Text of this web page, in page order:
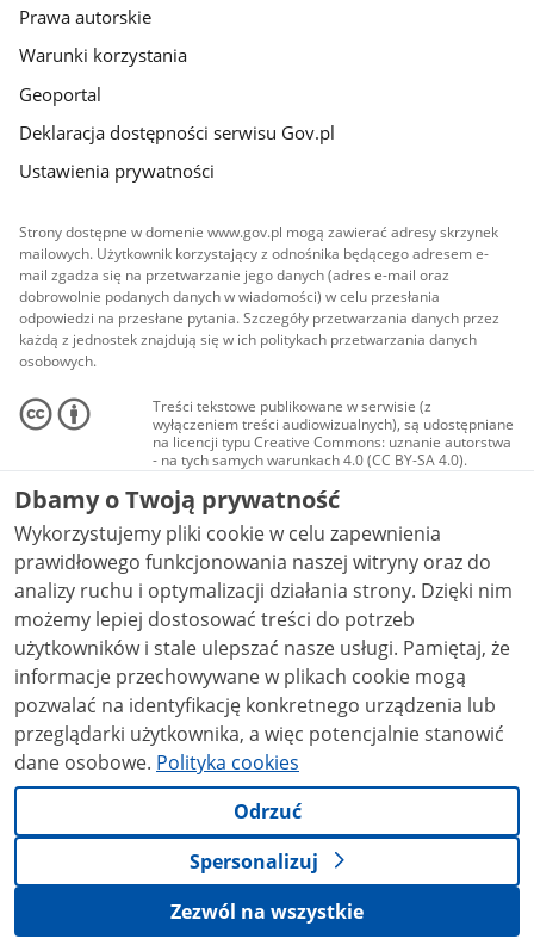
Prawa autorskie
Warunki korzystania
Geoportal
Deklaracja dostępności serwisu Gov.pl
Ustawienia prywatności
Strony dostępne w domenie www.gov.pl mogą zawierać adresy skrzynek
mailowych. Użytkownik korzystający z odnośnika będącego adresem e-
mail zgadza się na przetwarzanie jego danych (adres e-mail oraz
dobrowolnie podanych danych w wiadomości) w celu przesłania
odpowiedzi na przesłane pytania. Szczegóły przetwarzania danych przez
każdą z jednostek znajdują się w ich politykach przetwarzania danych
osobowych.
Treści tekstowe publikowane w serwisie (z
wyłączeniem treści audiowizualnych), są udostępniane
na licencji typu Creative Commons: uznanie autorstwa
- na tych samych warunkach 4.0 (CC BY-SA 4.0).
Materiały audiowizualne, w tym zdjęcia, materiały
audio i wideo, są udostępniane na licencji typu
Creative Commons: uznanie autorstwa użycie
niekomercyjne - bez utworów zależnych 4.0 (CC BY-
NC-ND 4.0), o ile nie jest to stwierdzone inaczej.
Dbamy o Twoją prywatność
Wykorzystujemy pliki cookie w celu zapewnienia
prawidłowego funkcjonowania naszej witryny oraz do
analizy ruchu i optymalizacji działania strony. Dzięki nim
możemy lepiej dostosować treści do potrzeb
użytkowników i stale ulepszać nasze usługi. Pamiętaj, że
informacje przechowywane w plikach cookie mogą
pozwalać na identyfikację konkretnego urządzenia lub
przeglądarki użytkownika, a więc potencjalnie stanowić
dane osobowe. Polityka cookies
Odrzuć
Spersonalizuj
Zezwól na wszystkie